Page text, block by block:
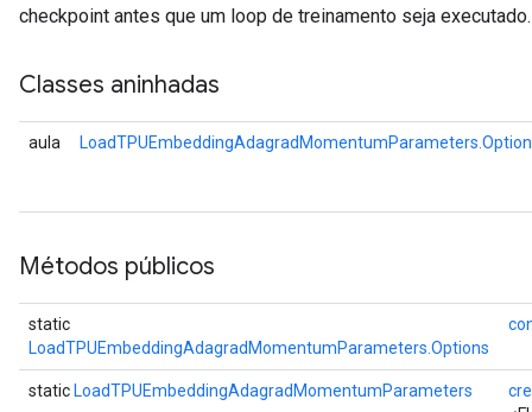
checkpoint antes que um loop de treinamento seja executado.
Classes aninhadas
aula
Métodos públicos
static
LoadTPUEmbeddingAdagradMomentumParameters.Options
static LoadTPUEmbeddingAdagradMomentumParameters